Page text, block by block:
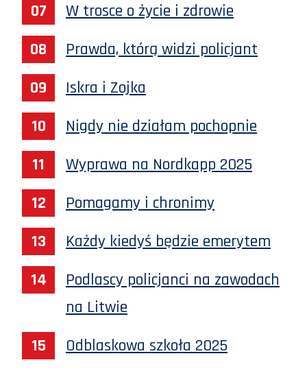
W trosce o życie i zdrowie
Prawda, którą widzi policjant
Iskra i Zojka
Nigdy nie działam pochopnie
Wyprawa na Nordkapp 2025
Pomagamy i chronimy
Każdy kiedyś będzie emerytem
Podlascy policjanci na zawodach
na Litwie
Odblaskowa szkoła 2025